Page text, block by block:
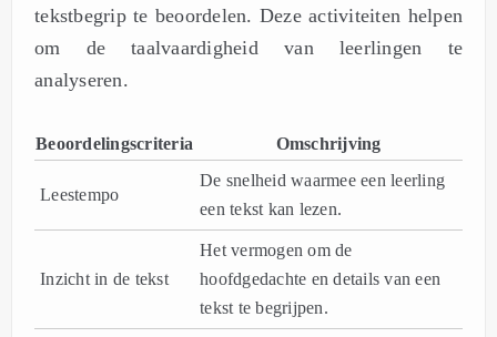
tekstbegrip te beoordelen. Deze activiteiten helpen
om de taalvaardigheid van leerlingen te
analyseren.
Beoordelingscriteria Omschrijving
Leestempo
De snelheid waarmee een leerling
een tekst kan lezen.
Inzicht in de tekst
Het vermogen om de
hoofdgedachte en details van een
tekst te begrijpen.